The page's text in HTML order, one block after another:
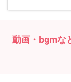
動画・bgmな